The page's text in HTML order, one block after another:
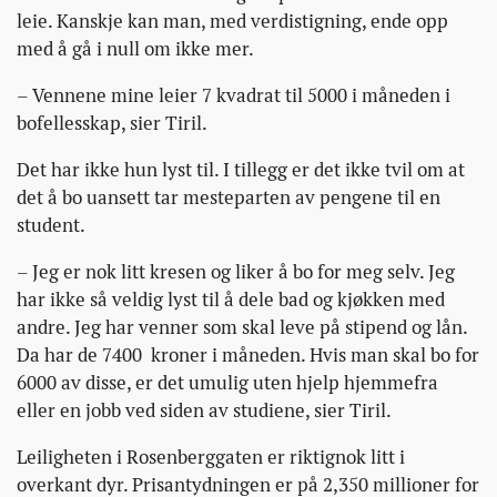
leie. Kanskje kan man, med verdistigning, ende opp
med å gå i null om ikke mer.
– Vennene mine leier 7 kvadrat til 5000 i måneden i
bofellesskap, sier Tiril.
Det har ikke hun lyst til. I tillegg er det ikke tvil om at
det å bo uansett tar mesteparten av pengene til en
student.
– Jeg er nok litt kresen og liker å bo for meg selv. Jeg
har ikke så veldig lyst til å dele bad og kjøkken med
andre. Jeg har venner som skal leve på stipend og lån.
Da har de 7400 kroner i måneden. Hvis man skal bo for
6000 av disse, er det umulig uten hjelp hjemmefra
eller en jobb ved siden av studiene, sier Tiril.
Leiligheten i Rosenberggaten er riktignok litt i
overkant dyr. Prisantydningen er på 2,350 millioner for